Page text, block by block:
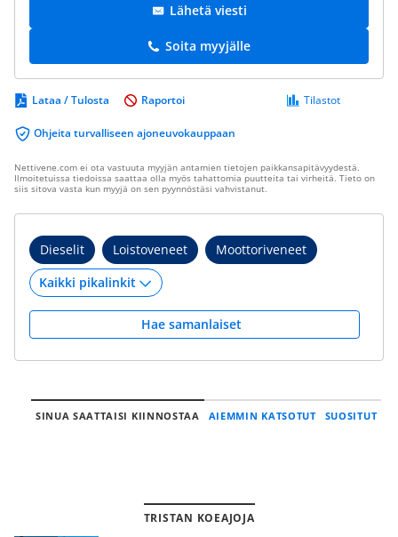
Lähetä viesti
Soita myyjälle
Lataa / Tulosta
Ohjeita turvalliseen ajoneuvokauppaan
Tilastot
Raportoi
Nettivene.com ei ota vastuuta myyjän antamien tietojen paikkansapitävyydestä.
Ilmoitetuissa tiedoissa saattaa olla myös tahattomia puutteita tai virheitä. Tieto on
siis sitova vasta kun myyjä on sen pyynnöstäsi vahvistanut.
Dieselit Loistoveneet Moottoriveneet
Hae samanlaiset
SINUA SAATTAISI KIINNOSTAA AIEMMIN KATSOTUT SUOSITUT
TRISTAN KOEAJOJA